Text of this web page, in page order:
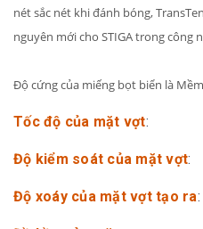
nét sắc nét khi đánh bóng,
nguyên mới cho STIGA trong công
Độ cứng của miếng bọt biển là
Tốc độ của mặt vợt:
Độ kiểm soát của mặt vợt:
Độ xoáy của mặt vợt tạo ra: